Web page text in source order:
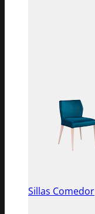
Sillas Comedor